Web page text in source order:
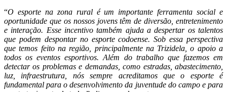
“O esporte na zona rural é um importante ferramenta social e
oportunidade que os nossos jovens têm de diversão, entretenimento
e interação. Esse incentivo também ajuda a despertar os talentos
que podem despontar no esporte codoense. Sob essa perspectiva
que temos feito na região, principalmente na Trizidela, o apoio a
todos os eventos esportivos. Além do trabalho que fazemos em
detectar os problemas e demandas, como estradas, abastecimento,
luz, infraestrutura, nós sempre acreditamos que o esporte é
fundamental para o desenvolvimento da juventude do campo e para